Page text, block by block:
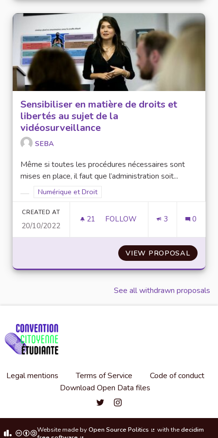
Sensibiliser en matière de droits et
libertés au sujet de la
vidéosurveillance
SEBA
Même si toutes les procédures nécessaires sont
mises en place, il faut que l’administration soit...
Filter results for category:
Filter results for scope: Numérique et Droit
Numérique et Droit
CREATED AT
20/10/2022
21 21 FOLLOWERS
FOLLOW 3 0
VIEW PROPOSAL
See all withdrawn proposals
Legal mentions Terms of Service
Code of conduct
Download Open Data files
Convention citoyenne étudiante
Convention citoyenne
Website made byOpen Source Politics with thedecidim